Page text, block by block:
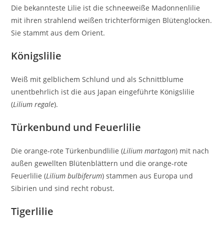
Die bekannteste Lilie ist die schneeweiße Madonnenlilie
mit ihren strahlend weißen trichterförmigen Blütenglocken.
Sie stammt aus dem Orient.
Königslilie
Weiß mit gelblichem Schlund und als Schnittblume
unentbehrlich ist die aus Japan eingeführte Königslilie
(Lilium regale).
Türkenbund und Feuerlilie
Die orange-rote Türkenbundlilie (Lilium martagon) mit nach
außen gewellten Blütenblättern und die orange-rote
Feuerlilie (Lilium bulbiferum) stammen aus Europa und
Sibirien und sind recht robust.
Tigerlilie